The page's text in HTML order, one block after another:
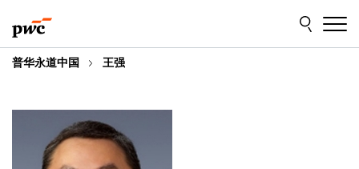
to
content
to
footer
普华永道中国 王强